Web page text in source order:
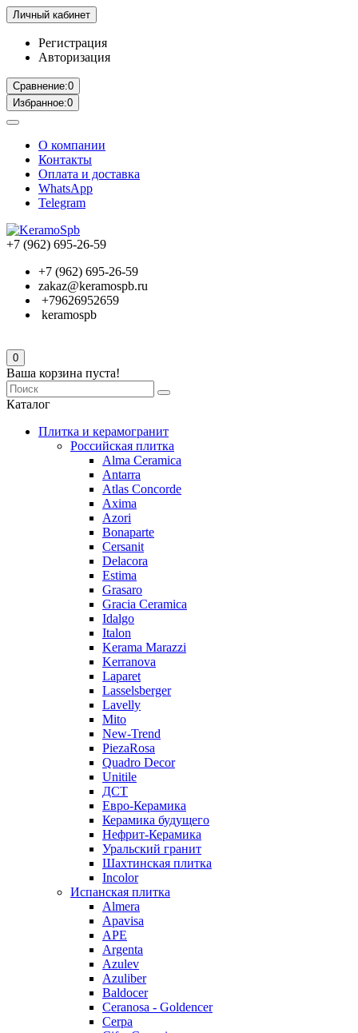
Личный кабинет
Регистрация
Авторизация
Сравнение:0
Избранное:0
О компании
Контакты
Оплата и доставка
WhatsApp
Telegram
+7 (962) 695-26-59
+7 (962) 695-26-59
zakaz@keramospb.ru
+79626952659
keramospb
0
Ваша корзина пуста!
Каталог
Плитка и керамогранит
Российская плитка
Alma Ceramica
Antarra
Atlas Concorde
Axima
Azori
Bonaparte
Cersanit
Delacora
Estima
Grasaro
Graсia Ceramica
Idalgo
Italon
Kerama Marazzi
Kerranova
Laparet
Lasselsberger
Lavelly
Mito
New-Trend
PiezaRosa
Quadro Decor
Unitile
ДСТ
Евро-Керамика
Керамика будущего
Нефрит-Керамика
Уральский гранит
Шахтинская плитка
Incolor
Испанская плитка
Almera
Apavisa
APE
Argenta
Azulev
Azuliber
Baldocer
Ceranosa - Goldencer
Cerpa